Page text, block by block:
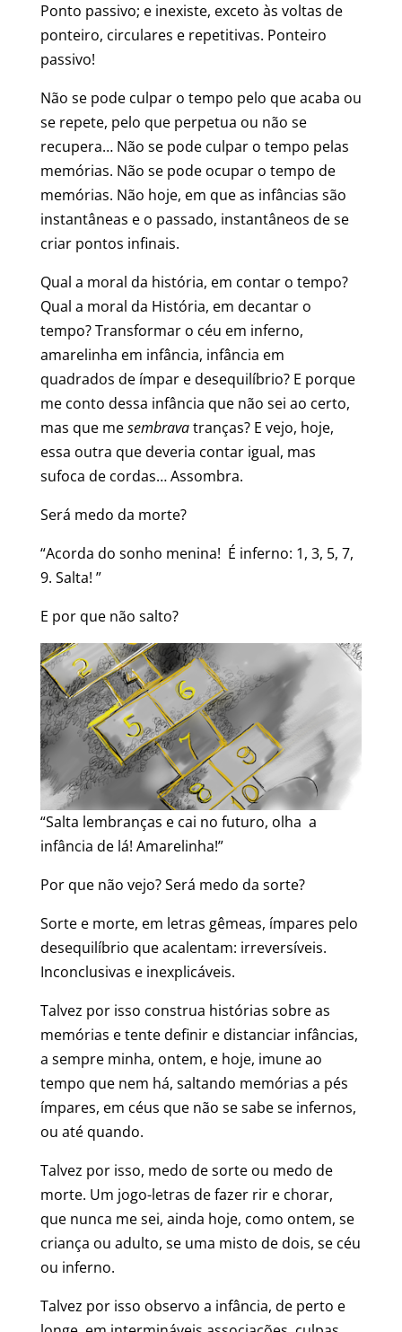
Ponto passivo; e inexiste, exceto às voltas de
ponteiro, circulares e repetitivas. Ponteiro
passivo!
Não se pode culpar o tempo pelo que acaba ou
se repete, pelo que perpetua ou não se
recupera… Não se pode culpar o tempo pelas
memórias. Não se pode ocupar o tempo de
memórias. Não hoje, em que as infâncias são
instantâneas e o passado, instantâneos de se
criar pontos infinais.
Qual a moral da história, em contar o tempo?
Qual a moral da História, em decantar o
tempo? Transformar o céu em inferno,
amarelinha em infância, infância em
quadrados de ímpar e desequilíbrio? E porque
me conto dessa infância que não sei ao certo,
mas que mesembravatranças? E vejo, hoje,
essa outra que deveria contar igual, mas
sufoca de cordas… Assombra.
Será medo da morte?
“Acorda do sonho menina! É inferno: 1, 3, 5, 7,
9. Salta! ”
E por que não salto?
“Salta lembranças e cai no futuro, olha a
infância de lá! Amarelinha!”
Por que não vejo? Será medo da sorte?
Sorte e morte, em letras gêmeas, ímpares pelo
desequilíbrio que acalentam: irreversíveis.
Inconclusivas e inexplicáveis.
Talvez por isso construa histórias sobre as
memórias e tente definir e distanciar infâncias,
a sempre minha, ontem, e hoje, imune ao
tempo que nem há, saltando memórias a pés
ímpares, em céus que não se sabe se infernos,
ou até quando.
Talvez por isso, medo de sorte ou medo de
morte. Um jogo-letras de fazer rir e chorar,
que nunca me sei, ainda hoje, como ontem, se
criança ou adulto, se uma misto de dois, se céu
ou inferno.
Talvez por isso observo a infância, de perto e